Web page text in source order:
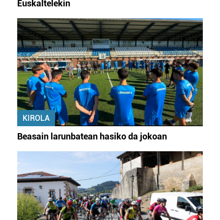
Euskaltelekin
KIROLA
Beasain larunbatean hasiko da jokoan